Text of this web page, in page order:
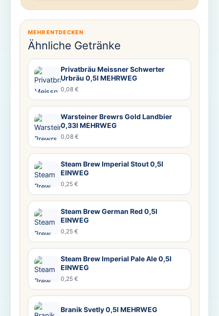
MEHR ENTDECKEN
Ähnliche Getränke
Privatbräu Meissner Schwerter
Urbräu 0,5l MEHRWEG
0,08 €
Warsteiner Brewrs Gold Landbier
0,33l MEHRWEG
0,08 €
Steam Brew Imperial Stout 0,5l
EINWEG
0,25 €
Steam Brew German Red 0,5l
EINWEG
0,25 €
Steam Brew Imperial Pale Ale 0,5l
EINWEG
0,25 €
Branik Svetly 0,5l MEHRWEG